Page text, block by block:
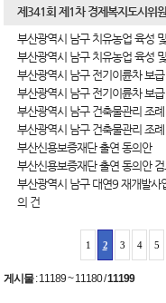
제341회 제1차 경제복지도시위
부산광역시 남구 치유농업 육성
부산광역시 남구 치유농업 육성
부산광역시 남구 전기이륜차 보
부산광역시 남구 전기이륜차 보
부산광역시 남구 건축물관리 조
부산광역시 남구 건축물관리 조
부산신용보증재단 출연 동의안
부산신용보증재단 출연 동의안
부산광역시 남구 대연9 재개발사
의 건
1 2 3 4 5
게시물:11189 ~ 11180/11199